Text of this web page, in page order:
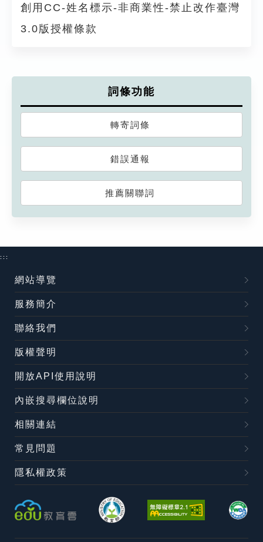
創用CC-姓名標示-非商業性-禁止改作臺灣
3.0版授權條款
詞條功能
轉寄詞條
錯誤通報
推薦關聯詞
:::
網站導覽
服務簡介
聯絡我們
版權聲明
開放API使用說明
內嵌搜尋欄位說明
相關連結
常見問題
隱私權政策